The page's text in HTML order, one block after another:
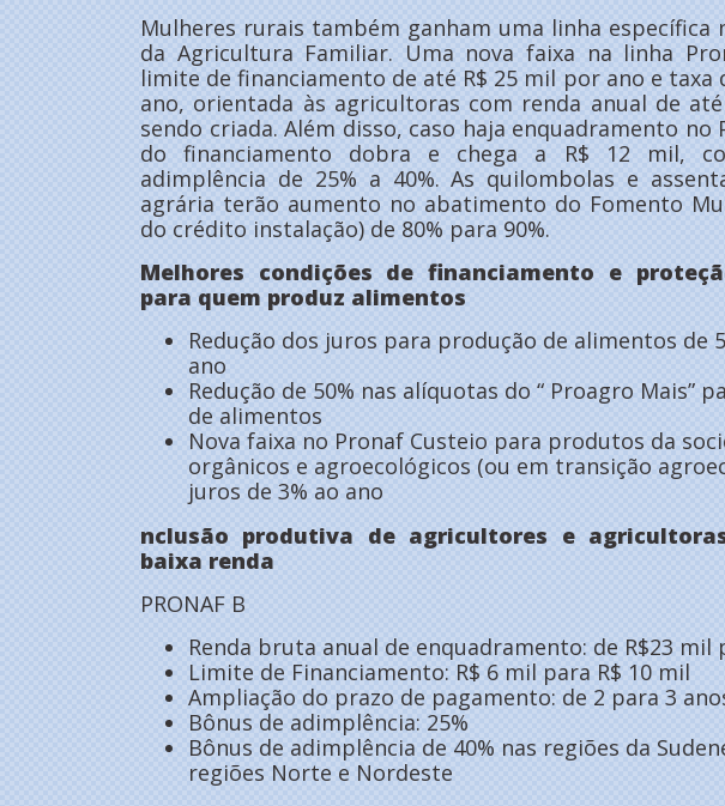
Mulheres rurais também ganham uma linha específica
da Agricultura Familiar. Uma nova faixa na linha
limite de financiamento de até R$ 25 mil por ano e taxa
ano, orientada às agricultoras com renda anual de
sendo criada. Além disso, caso haja enquadramento
do financiamento dobra e chega a R$ 12 mil,
adimplência de 25% a 40%. As quilombolas e
agrária terão aumento no abatimento do Fomento
do crédito instalação) de 80% para 90%.
Melhores condições de financiamento e
para quem produz alimentos
Redução dos juros para produção de alimentos de
ano
Redução de 50% nas alíquotas do “ Proagro Mais”
de alimentos
Nova faixa no Pronaf Custeio para produtos da
orgânicos e agroecológicos (ou em transição
juros de 3% ao ano
nclusão produtiva de agricultores e
baixa renda
PRONAF B
Renda bruta anual de enquadramento: de R$23 mil
Limite de Financiamento: R$ 6 mil para R$ 10 mil
Ampliação do prazo de pagamento: de 2 para 3
Bônus de adimplência: 25%
Bônus de adimplência de 40% nas regiões da
regiões Norte e Nordeste